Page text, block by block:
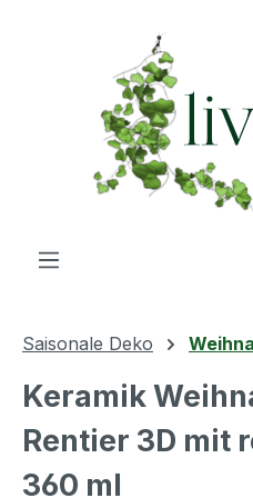
Saisonale Deko
Keramik
Rentier 3D mit
360 ml